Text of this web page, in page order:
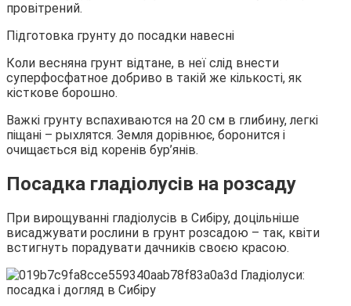
провітрений.
Підготовка грунту до посадки навесні
Коли весняна грунт відтане, в неї слід внести
суперфосфатное добриво в такій же кількості, як
кісткове борошно.
Важкі грунту вспахиваются на 20 см в глибину, легкі
піщані – рыхлятся. Земля дорівнює, боронится і
очищається від коренів бур’янів.
Посадка гладіолусів на розсаду
При вирощуванні гладіолусів в Сибіру, доцільніше
висаджувати рослини в грунт розсадою – так, квіти
встигнуть порадувати дачників своєю красою.